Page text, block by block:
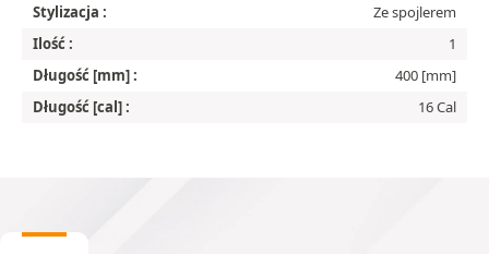
Stylizacja :
Ze spojlerem
Ilość :
1
Długość [mm] :
400 [mm]
Długość [cal] :
16 Cal